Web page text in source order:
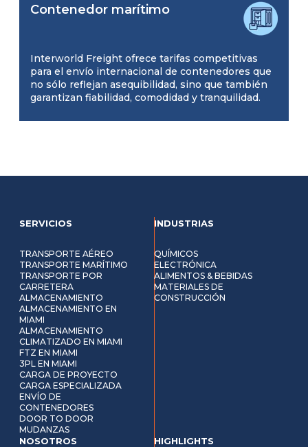
Contenedor marítimo
Interworld Freight ofrece tarifas competitivas
para el envío internacional de contenedores que
no sólo reflejan asequibilidad, sino que también
garantizan fiabilidad, comodidad y tranquilidad.
SERVICIOS
TRANSPORTE AÉREO
TRANSPORTE MARÍTIMO
TRANSPORTE POR
CARRETERA
ALMACENAMIENTO
ALMACENAMIENTO EN
MIAMI
ALMACENAMIENTO
CLIMATIZADO EN MIAMI
FTZ EN MIAMI
3PL EN MIAMI
CARGA DE PROYECTO
CARGA ESPECIALIZADA
ENVÍO DE
CONTENEDORES
DOOR TO DOOR
MUDANZAS
INDUSTRIAS
QUÍMICOS
ELECTRÓNICA
ALIMENTOS & BEBIDAS
MATERIALES DE
CONSTRUCCIÓN
NOSOTROS HIGHLIGHTS